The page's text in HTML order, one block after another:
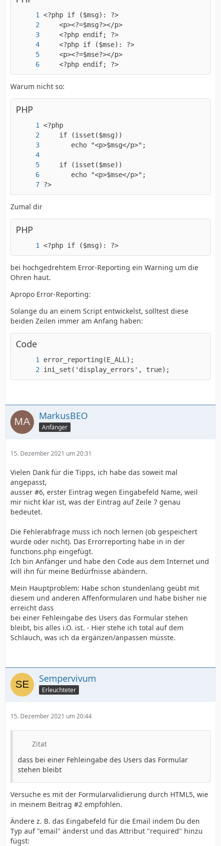
    <?php endif; ?>
Warum nicht so:
PHP
?>
Zumal dir
PHP
<?php if ($msg): ?>
bei hochgedrehtem Error-Reporting ein Warning um die
Ohren haut.
Apropo Error-Reporting:
Solange du an einem Script entwickelst, solltest diese
beiden Zeilen immer am Anfang haben:
Code
ini_set('display_errors', true);
MarkusBEO
Anfänger
15. Dezember 2021 um 20:31
Vielen Dank für die Tipps, ich habe das soweit mal
angepasst,
ausser #6, erster Eintrag wegen Eingabefeld Name, weil
mir nicht klar ist, was der Eintrag auf Zeile 7 genau
bedeutet.
Die Fehlerabfrage muss ich noch lernen (ob gespeichert
wurde oder nicht). Das Errorreporting habe in in der
functions.php eingefügt.
Ich bin Anfänger und habe den Code aus dem Internet und
will ihn für meine Bedürfnisse abändern.
Mein Hauptproblem: Habe schon stundenlang geübt mit
diesem und anderen Affenformularen und habe bisher nie
erreicht dass
bei einer Fehleingabe des Users das Formular stehen
bleibt, bis alles i.O. ist. - Hier stehe ich total auf dem
Schlauch, was ich da ergänzen/anpassen müsste.
Sempervivum
Erleuchteter
15. Dezember 2021 um 20:44
Zitat
dass bei einer Fehleingabe des Users das Formular
stehen bleibt
Versuche es mit der Formularvalidierung durch HTML5, wie
in meinem Beitrag #2 empfohlen.
Ändere z. B. das Eingabefeld für die Email indem Du den
Typ auf "email" änderst und das Attribut "required" hinzu
fügst: